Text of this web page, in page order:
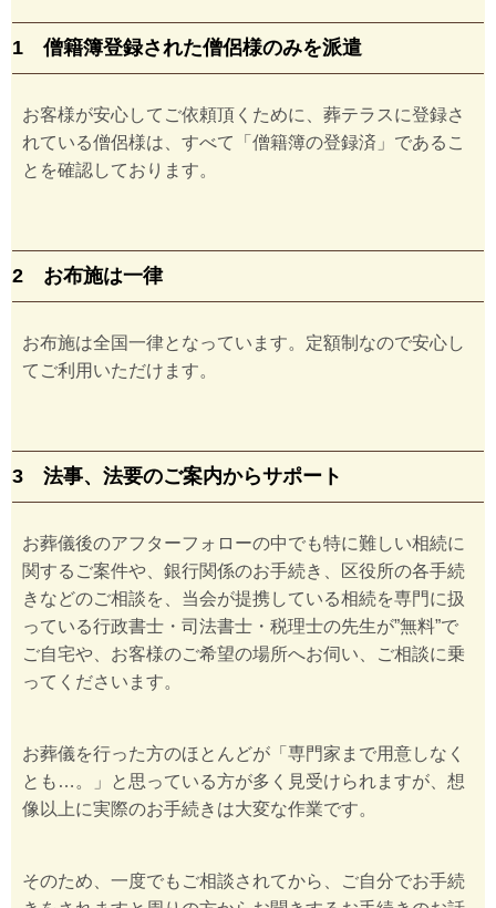
1 僧籍簿登録された僧侶様のみを派遣
お客様が安心してご依頼頂くために、葬テラスに登録さ
れている僧侶様は、すべて「僧籍簿の登録済」であるこ
とを確認しております。
2 お布施は一律
お布施は全国一律となっています。定額制なので安心し
てご利用いただけます。
3 法事、法要のご案内からサポート
お葬儀後のアフターフォローの中でも特に難しい相続に
関するご案件や、銀行関係のお手続き、区役所の各手続
きなどのご相談を、当会が提携している相続を専門に扱
っている行政書士・司法書士・税理士の先生が”無料”で
ご自宅や、お客様のご希望の場所へお伺い、ご相談に乗
ってくださいます。
お葬儀を行った方のほとんどが「専門家まで用意しなく
とも…。」と思っている方が多く見受けられますが、想
像以上に実際のお手続きは大変な作業です。
そのため、一度でもご相談されてから、ご自分でお手続